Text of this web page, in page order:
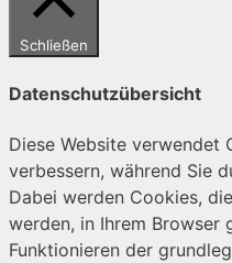
Schließen
Datenschutzübersicht
Diese Website verwendet
verbessern, während Sie
Dabei werden Cookies,
werden, in Ihrem Browser
Funktionieren der